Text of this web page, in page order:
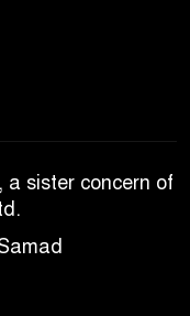
sister concern of